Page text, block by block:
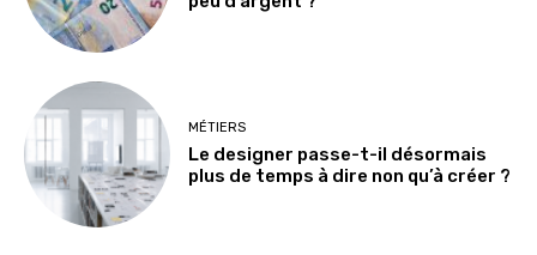
MÉTIERS
Le designer passe-t-il désormais
plus de temps à dire non qu’à créer ?